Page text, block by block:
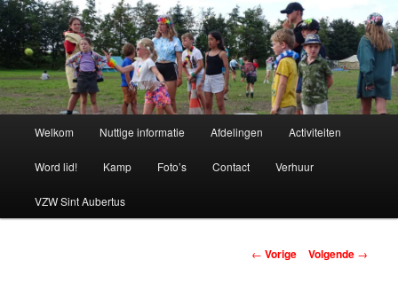
Spring
naar
de
primaire
inhoudChiro Bethanie
Welkom Nuttige informatie Afdelingen Activiteiten
Word lid! Kamp Foto’s Contact Verhuur
VZW Sint Aubertus
Berichtnavigatie
← Vorige Volgende →